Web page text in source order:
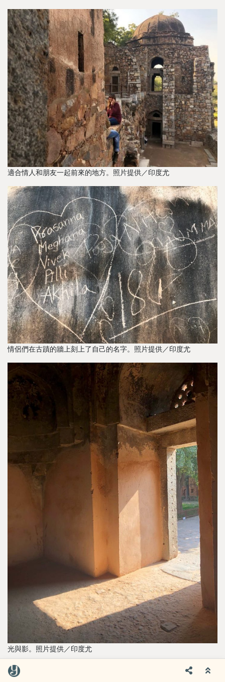
適合情人和朋友一起前來的地方。照片提供／印度尤
情侶們在古蹟的牆上刻上了自己的名字。照片提供／印度尤
光與影。照片提供／印度尤
2012年初至印度展開異鄉一人生活時，只要